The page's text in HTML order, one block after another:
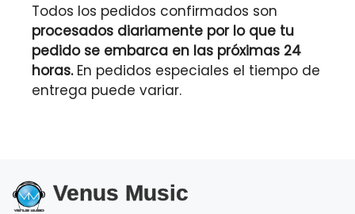
Todos los pedidos confirmados son
procesados diariamente por lo que tu
pedido se embarca en las próximas 24
horas.En pedidos especiales el tiempo de
entrega puede variar.
Venus Music